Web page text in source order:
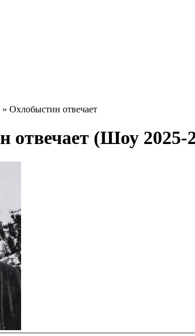
» Охлобыстин отвечает
отвечает (Шоу 2025-